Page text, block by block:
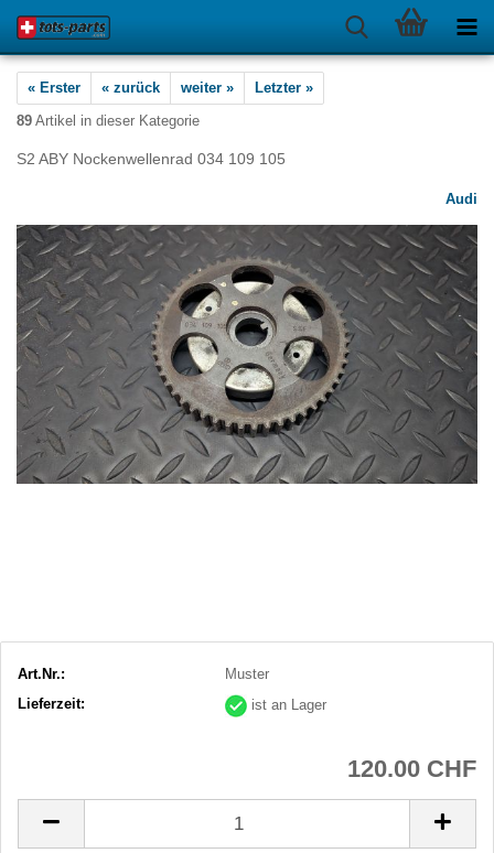
« Erster « zurück weiter »
Letzter »
89 Artikel in dieser Kategorie
S2 ABY Nockenwellenrad 034 109 105
Audi
Art.Nr.:
Muster
Lieferzeit:
ist an Lager
120.00 CHF